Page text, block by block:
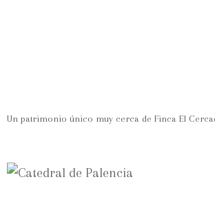
Un patrimonio único muy cerca de Finca El